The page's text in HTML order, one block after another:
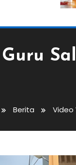
Berita Video